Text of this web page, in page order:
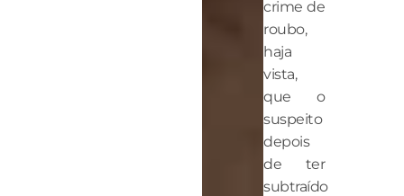
crime de
roubo,
haja
vista,
que o
suspeito
depois
de ter
subtraído